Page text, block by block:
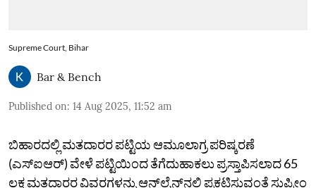
Supreme Court, Bihar
Bar & Bench
Published on: 14 Aug 2025, 11:52 am
ಬಿಹಾರದಲ್ಲಿ ಮತದಾರರ ಪಟ್ಟಿಯ ಆಮೂಲಾಗ್ರ ಪರಿಷ್ಕರಣೆ
(ಎಸ್‌ಐಆರ್‌) ವೇಳೆ ಪಟ್ಟಿಯಿಂದ ತೆಗೆದುಹಾಕಲು ಪ್ರಸ್ತಾಪಿಸಲಾದ 65
ಲಕ್ಷ ಮತದಾರರ ವಿವರಗಳನ್ನು ಆನ್‌ಲೈನ್‌ನಲ್ಲಿ ಪ್ರಕಟಿಸುವಂತೆ ಸುಪ್ರೀಂ